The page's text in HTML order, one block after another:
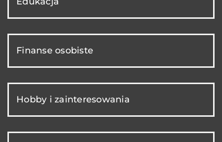
Finanse osobiste
Hobby i zainteresowania